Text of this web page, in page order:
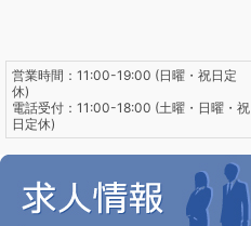
営業時間：11:00-19:00 (日曜・祝日定
休)
電話受付：11:00-18:00 (土曜・日曜・祝
日定休)